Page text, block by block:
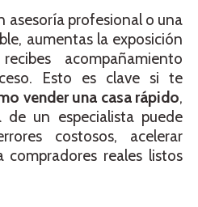
asesoría profesional o una
aumentas la exposición
acompañamiento
Esto es clave si te
vender una casa rápido,
un especialista puede
costosos, acelerar
reales listos